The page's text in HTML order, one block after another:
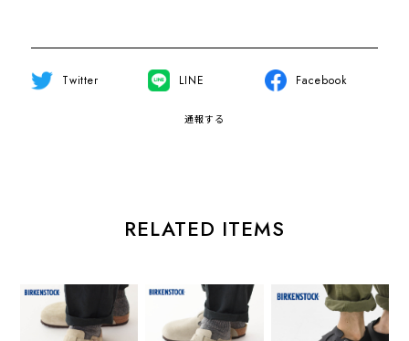
Twitter LINE Facebook
通報する
RELATED ITEMS